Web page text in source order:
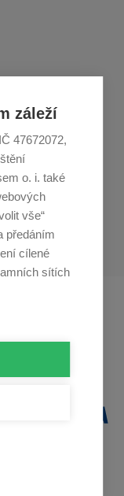
záleží
47672072,
o. i. také
vše“
předáním
cílené
sítích